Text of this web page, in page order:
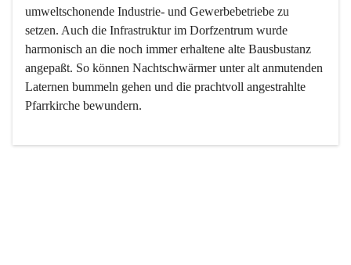
umweltschonende Industrie- und Gewerbebetriebe zu
setzen. Auch die Infrastruktur im Dorfzentrum wurde
harmonisch an die noch immer erhaltene alte Bausbustanz
angepaßt. So können Nachtschwärmer unter alt anmutenden
Laternen bummeln gehen und die prachtvoll angestrahlte
Pfarrkirche bewundern.
Der Weinbau dominert heute nicht mehr, ist aber integrativer